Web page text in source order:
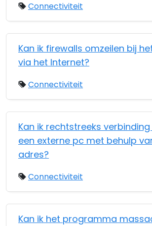
Connectiviteit
Kan ik firewalls omzeilen bij
via het Internet?
Connectiviteit
Kan ik rechtstreeks
een externe pc met behulp
adres?
Connectiviteit
Kan ik het programma